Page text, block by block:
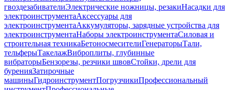
гвоздезабивателиЭлектрические ножницы, резакиНасадки для
электроинструментаАксессуары для
электроинструментаАккумуляторы, зарядные устройства для
электроинструментаНаборы электроинструментаСиловая и
строительная техникаБетоносмесителиГенераторыТали,
тельферыТакелажВиброплиты, глубинные
вибраторыБензорезы, резчики швовСтойки, дрели для
буренияЗатирочные
машиныГидроинструментПогрузчикиПрофессиональный